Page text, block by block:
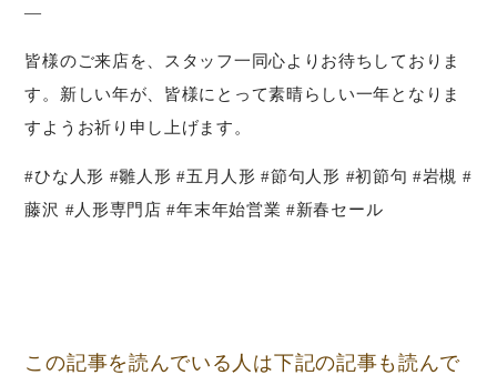
—
皆様のご来店を、スタッフ一同心よりお待ちしておりま
す。新しい年が、皆様にとって素晴らしい一年となりま
すようお祈り申し上げます。
#ひな人形 #雛人形 #五月人形 #節句人形 #初節句 #岩槻 #
藤沢 #人形専門店 #年末年始営業 #新春セール
この記事を読んでいる人は下記の記事も読んで